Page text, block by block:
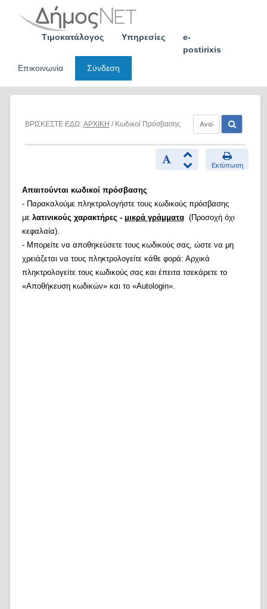
Τιμοκατάλογος Υπηρεσίες
e-
postirixis
Επικοινωνία
Σύνδεση
ΒΡΙΣΚΕΣΤΕ ΕΔΩ: ΑΡΧΙΚΗ / Κωδικοί Πρόσβασης
Εκτύπωση
Απαιτούνται κωδικοί πρόσβασης
- Παρακαλούμε πληκτρολογήστε τους κωδικούς πρόσβασης
με λατινικούς χαρακτήρες - μικρά γράμματα(Προσοχή όχι
κεφαλαία).
- Μπορείτε να αποθηκεύσετε τους κωδικούς σας, ώστε να μη
χρειάζεται να τους πληκτρολογείτε κάθε φορά: Αρχικά
πληκτρολογείτε τους κωδικούς σας και έπειτα τσεκάρετε το
«Αποθήκευση κωδικών» και το «Autologin».